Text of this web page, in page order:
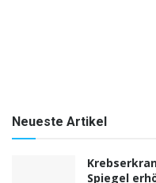
Neueste Artikel
Spiegel